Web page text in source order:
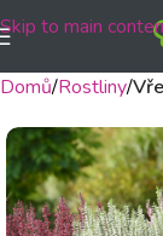
Skip to main
Domů Rostliny